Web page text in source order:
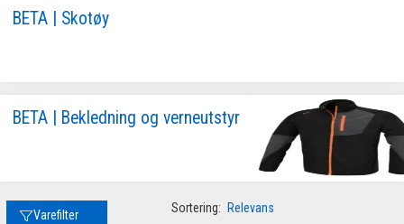
BETA | Skotøy
BETA | Bekledning og verneutstyr
Varefilter Sortering: Relevans